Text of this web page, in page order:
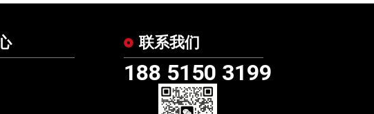
联系我们
188 5150 3199